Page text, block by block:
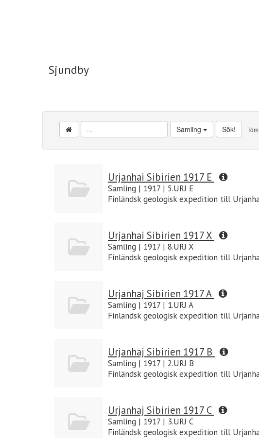
Sjundby
Samling Sök! Töm
Urjanhai Sibirien 1917 E
Samling | 1917 | 5.URJ E
Finländsk geologisk expedition till
Urjanhai Sibirien 1917 X
Samling | 1917 | 8.URJ X
Finländsk geologisk expedition till
Urjanhaj Sibirien 1917 A
Samling | 1917 | 1.URJ A
Finländsk geologisk expedition till
Urjanhaj Sibirien 1917 B
Samling | 1917 | 2.URJ B
Finländsk geologisk expedition till
Urjanhaj Sibirien 1917 C
Samling | 1917 | 3.URJ C
Finländsk geologisk expedition till